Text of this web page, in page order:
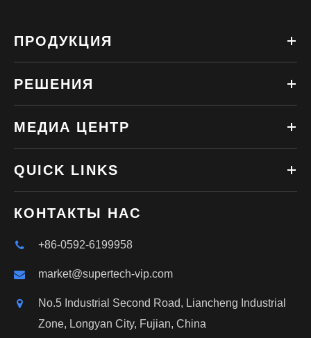
ПРОДУКЦИЯ
РЕШЕНИЯ
МЕДИА ЦЕНТР
QUICK LINKS
КОНТАКТЫ НАС
+86-0592-6199958
market@supertech-vip.com
No.5 Industrial Second Road, Liancheng Industrial
Zone, Longyan City, Fujian, China